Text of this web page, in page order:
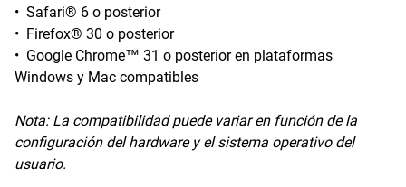
• Safari® 6 o posterior
• Firefox® 30 o posterior
• Google Chrome™ 31 o posterior en plataformas
Windows y Mac compatibles
Nota: La compatibilidad puede variar en función de la
configuración del hardware y el sistema operativo del
usuario.